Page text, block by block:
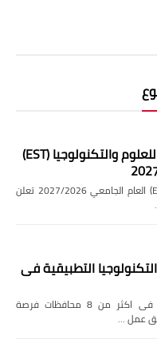
إعلان وظائف المصرية للعلوم والتكنولوجيا (EST)
إعلان وظائف المصرية للعلوم والتكنولوجيا (EST) العام الجامعي 2027/2026 تعلن
التطبيقية فى
وظائف خالية بمدارس التكنولوجيا التطبيقية فى اكثر من 8 محافظات فرصة
عمل …